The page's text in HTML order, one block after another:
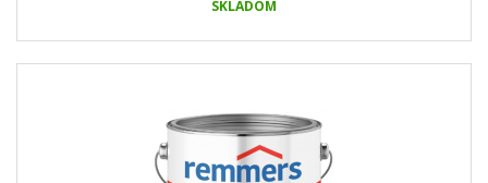
SKLADOM